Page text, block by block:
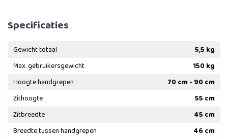
Specificaties
Gewicht totaal
5,5 kg
Max. gebruikersgewicht
150 kg
Hoogte handgrepen
70 cm - 90 cm
Zithoogte
55 cm
Zitbreedte
45 cm
Breedte tussen handgrepen
46 cm